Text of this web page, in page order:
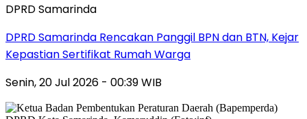
DPRD Samarinda
DPRD Samarinda Rencakan Panggil BPN dan BTN, Kejar
Kepastian Sertifikat Rumah Warga
Senin, 20 Jul 2026 - 00:39 WIB